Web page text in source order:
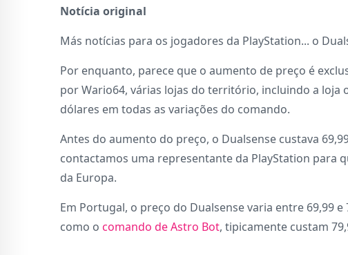
Notícia original
Más notícias para os jogadores da PlayStation... o
Por enquanto, parece que o aumento de preço é
por Wario64, várias lojas do território, incluindo a loja
dólares em todas as variações do comando.
Antes do aumento do preço, o Dualsense custava
contactamos uma representante da PlayStation para
da Europa.
Em Portugal, o preço do Dualsense varia entre 69,99
como o comando de Astro Bot, tipicamente custam